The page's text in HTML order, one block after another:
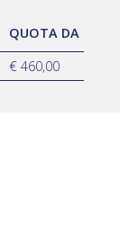
QUOTA DA
€ 460,00